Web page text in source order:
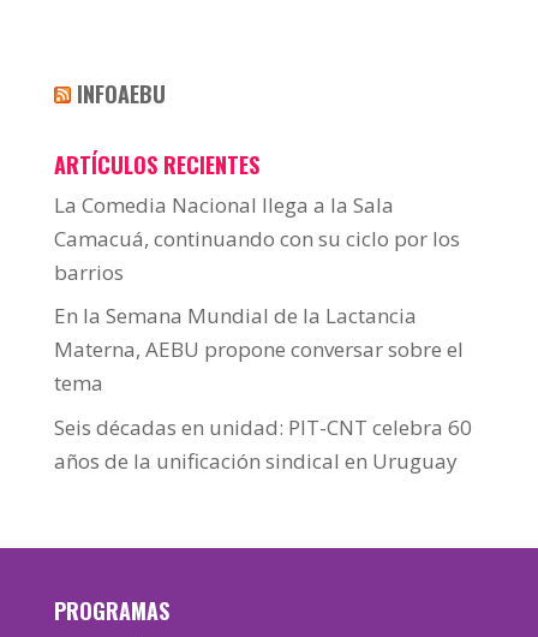
INFOAEBU
ARTÍCULOS RECIENTES
La Comedia Nacional llega a la Sala
Camacuá, continuando con su ciclo por los
barrios
En la Semana Mundial de la Lactancia
Materna, AEBU propone conversar sobre el
tema
Seis décadas en unidad: PIT-CNT celebra 60
años de la unificación sindical en Uruguay
PROGRAMAS